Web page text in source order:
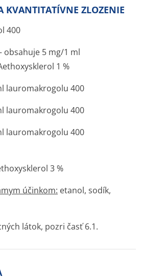
ZLOZENIE
400
obsahuje 5 mg/1 ml
1 %
lauromakrogolu 400
lauromakrogolu 400
lauromakrogolu 400
3 %
účinkom: etanol, sodík,
látok, pozri časť 6.1.